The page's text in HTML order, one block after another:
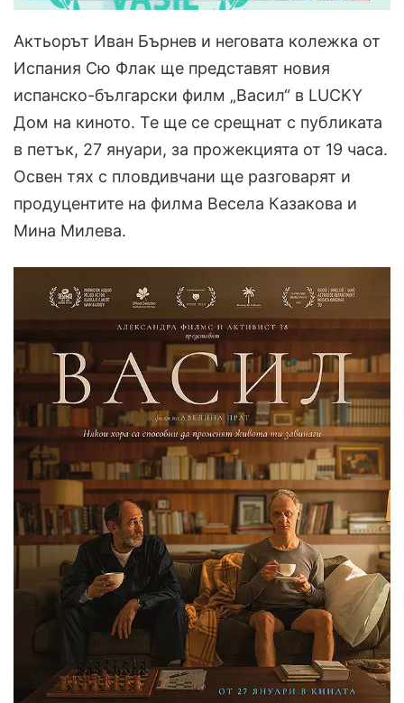
Актьорът Иван Бърнев и неговата колежка от
Испания Сю Флак ще представят новия
испанско-български филм „Васил“ в LUCKY
Дом на киното. Те ще се срещнат с публиката
в петък, 27 януари, за прожекцията от 19 часа.
Освен тях с пловдивчани ще разговарят и
продуцентите на филма Весела Казакова и
Мина Милева.